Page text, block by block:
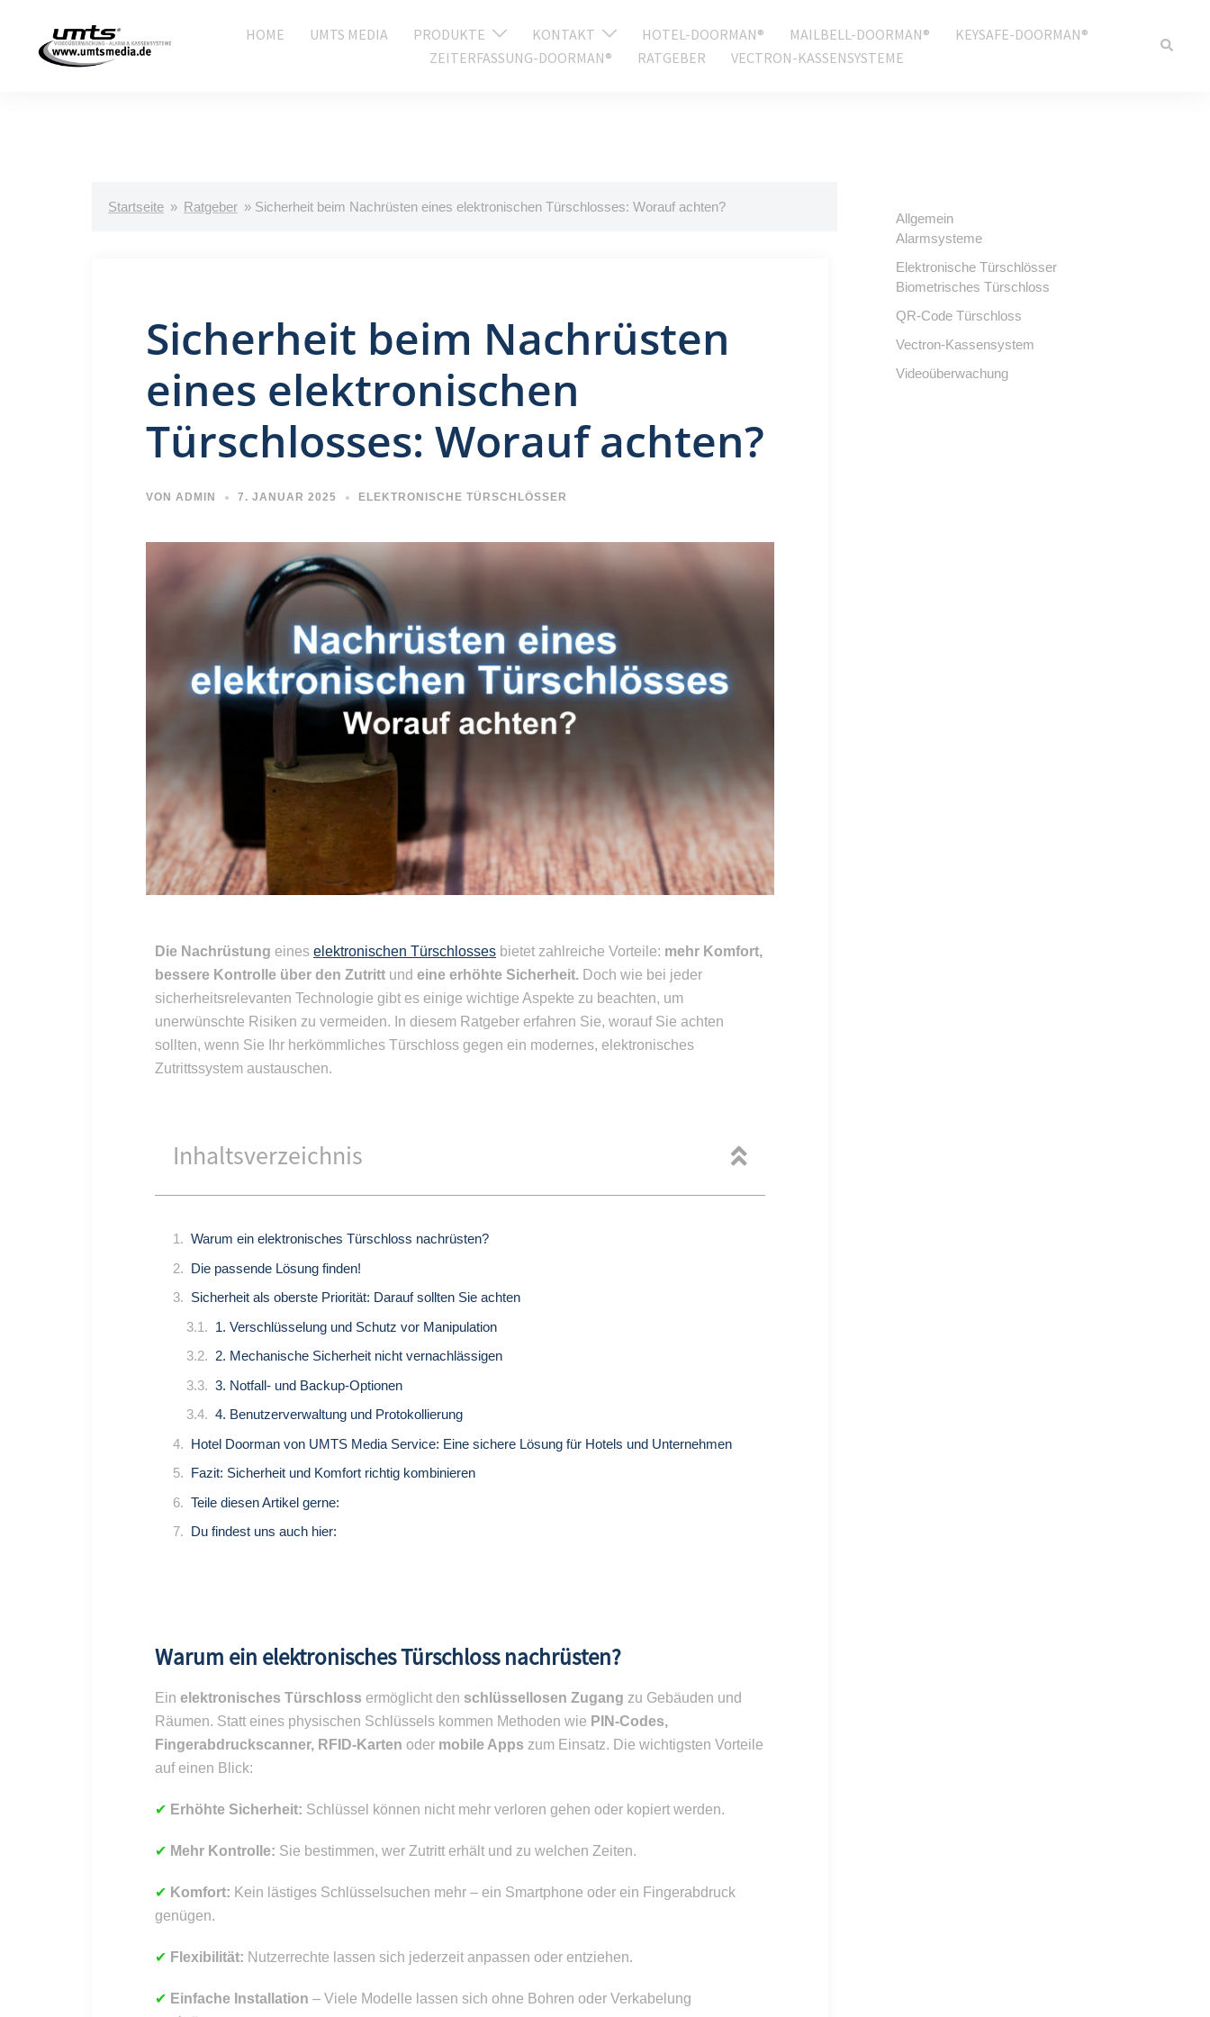
HOME UMTS MEDIA PRODUKTE KONTAKT HOTEL-DOORMAN® MAILBELL-DOORMAN®
KEYSAFE-DOORMAN®
ZEITERFASSUNG-DOORMAN®
RATGEBER VECTRON-KASSENSYSTEME
Startseite » Ratgeber » Sicherheit beim Nachrüsten eines elektronischen Türschlosses: Worauf achten?
Sicherheit beim Nachrüsten
eines elektronischen
Türschlosses: Worauf achten?
VON ADMIN 7. JANUAR 2025 ELEKTRONISCHE TÜRSCHLÖSSER
Die Nachrüstung eines elektronischen Türschlosses bietet zahlreiche Vorteile: mehr Komfort,
bessere Kontrolle über den Zutritt und eine erhöhte Sicherheit. Doch wie bei jeder
sicherheitsrelevanten Technologie gibt es einige wichtige Aspekte zu beachten, um
unerwünschte Risiken zu vermeiden. In diesem Ratgeber erfahren Sie, worauf Sie achten
sollten, wenn Sie Ihr herkömmliches Türschloss gegen ein modernes, elektronisches
Zutrittssystem austauschen.
Inhaltsverzeichnis
Warum ein elektronisches Türschloss nachrüsten?
Die passende Lösung finden!
Sicherheit als oberste Priorität: Darauf sollten Sie achten
1. Verschlüsselung und Schutz vor Manipulation
2. Mechanische Sicherheit nicht vernachlässigen
3. Notfall- und Backup-Optionen
4. Benutzerverwaltung und Protokollierung
Hotel Doorman von UMTS Media Service: Eine sichere Lösung für Hotels und Unternehmen
Fazit: Sicherheit und Komfort richtig kombinieren
Teile diesen Artikel gerne:
Du findest uns auch hier:
Warum ein elektronisches Türschloss nachrüsten?
Ein elektronisches Türschloss ermöglicht den schlüssellosen Zugang zu Gebäuden und
Räumen. Statt eines physischen Schlüssels kommen Methoden wie PIN-Codes,
Fingerabdruckscanner, RFID-Karten oder mobile Apps zum Einsatz. Die wichtigsten Vorteile
auf einen Blick:
✔ Erhöhte Sicherheit: Schlüssel können nicht mehr verloren gehen oder kopiert werden.
✔ Mehr Kontrolle: Sie bestimmen, wer Zutritt erhält und zu welchen Zeiten.
✔ Komfort: Kein lästiges Schlüsselsuchen mehr – ein Smartphone oder ein Fingerabdruck
genügen.
✔ Flexibilität: Nutzerrechte lassen sich jederzeit anpassen oder entziehen.
✔ Einfache Installation – Viele Modelle lassen sich ohne Bohren oder Verkabelung
Allgemein
Alarmsysteme
Elektronische Türschlösser
Biometrisches Türschloss
QR-Code Türschloss
Vectron-Kassensystem
Videoüberwachung